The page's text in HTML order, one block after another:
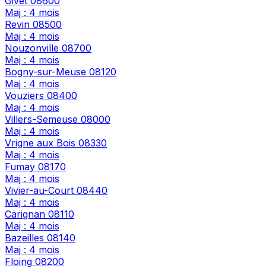
Maj : 4 mois
Revin 08500
Maj : 4 mois
Nouzonville 08700
Maj : 4 mois
Bogny-sur-Meuse 08120
Maj : 4 mois
Vouziers 08400
Maj : 4 mois
Villers-Semeuse 08000
Maj : 4 mois
Vrigne aux Bois 08330
Maj : 4 mois
Fumay 08170
Maj : 4 mois
Vivier-au-Court 08440
Maj : 4 mois
Carignan 08110
Maj : 4 mois
Bazeilles 08140
Maj : 4 mois
Floing 08200